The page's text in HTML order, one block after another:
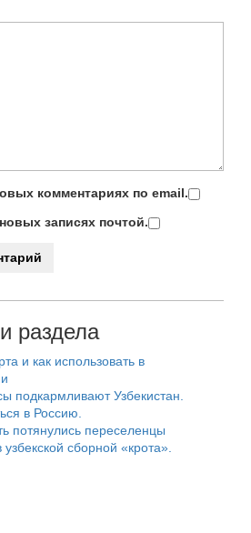
комментариях по email.
записях почтой.
раздела
и как использовать в
подкармливают Узбекистан.
в Россию.
потянулись переселенцы
сборной «крота».